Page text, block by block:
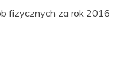
fizycznych za rok 2016